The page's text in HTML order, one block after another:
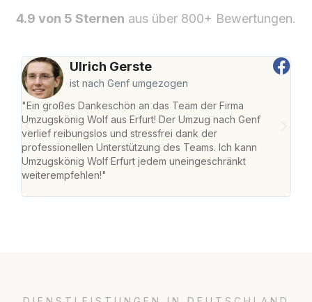
4.9 von 5 Sternen aus über 800+ Bewertungen.
Ulrich Gerste
ist nach Genf umgezogen
"Ein großes Dankeschön an das Team der Firma
Umzugskönig Wolf aus Erfurt! Der Umzug nach Genf
verlief reibungslos und stressfrei dank der
professionellen Unterstützung des Teams. Ich kann
Umzugskönig Wolf Erfurt jedem uneingeschränkt
weiterempfehlen!"